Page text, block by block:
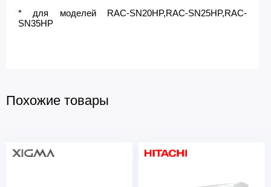
* для моделей RAC-SN20HP,RAC-SN25HP,RAC-
SN35HP
Похожие товары